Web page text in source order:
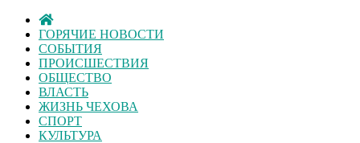
ГОРЯЧИЕ НОВОСТИ
СОБЫТИЯ
ПРОИСШЕСТВИЯ
ОБЩЕСТВО
ВЛАСТЬ
ЖИЗНЬ ЧЕХОВА
СПОРТ
КУЛЬТУРА